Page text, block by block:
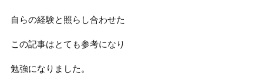
自らの経験と照らし合わせた
この記事はとても参考になり
勉強になりました。